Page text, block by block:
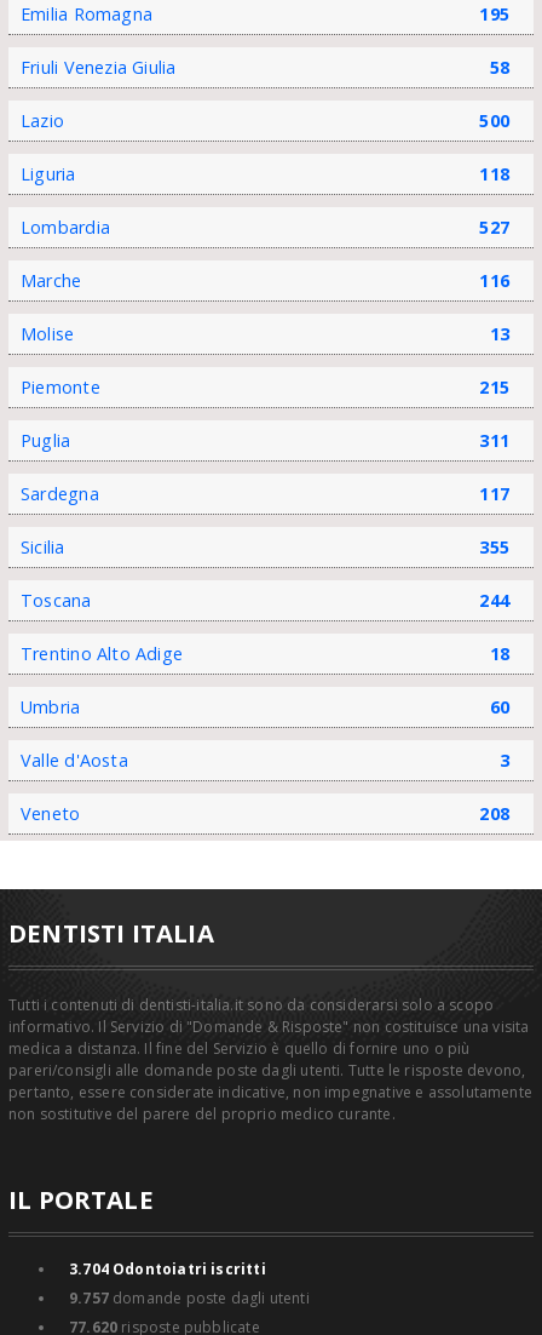
Emilia Romagna 195
Friuli Venezia Giulia 58
Lazio 500
Liguria 118
Lombardia 527
Marche 116
Molise 13
Piemonte 215
Puglia 311
Sardegna 117
Sicilia 355
Toscana 244
Trentino Alto Adige 18
Umbria 60
Valle d'Aosta 3
Veneto 208
DENTISTI ITALIA
Tutti i contenuti di dentisti-italia.it sono da considerarsi solo a scopo
informativo. Il Servizio di "Domande & Risposte" non costituisce una visita
medica a distanza. Il fine del Servizio è quello di fornire uno o più
pareri/consigli alle domande poste dagli utenti. Tutte le risposte devono,
pertanto, essere considerate indicative, non impegnative e assolutamente
non sostitutive del parere del proprio medico curante.
IL PORTALE
3.704Odontoiatri iscritti
9.757domande poste dagli utenti
77.620 risposte pubblicate